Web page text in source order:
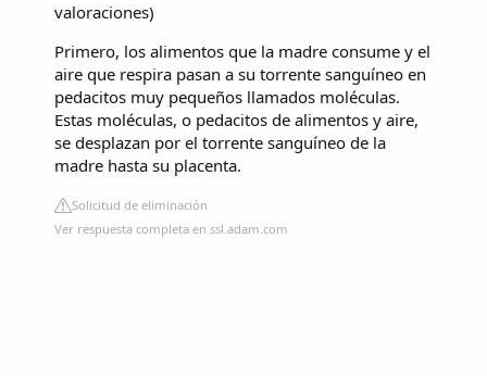
valoraciones)
Primero, los alimentos que la madre consume y el
aire que respira pasan a su torrente sanguíneo en
pedacitos muy pequeños llamados moléculas.
Estas moléculas, o pedacitos de alimentos y aire,
se desplazan por el torrente sanguíneo de la
madre hasta su placenta.
Solicitud de eliminación
Ver respuesta completa en ssl.adam.com